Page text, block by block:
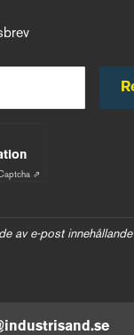
⇗
av e-post